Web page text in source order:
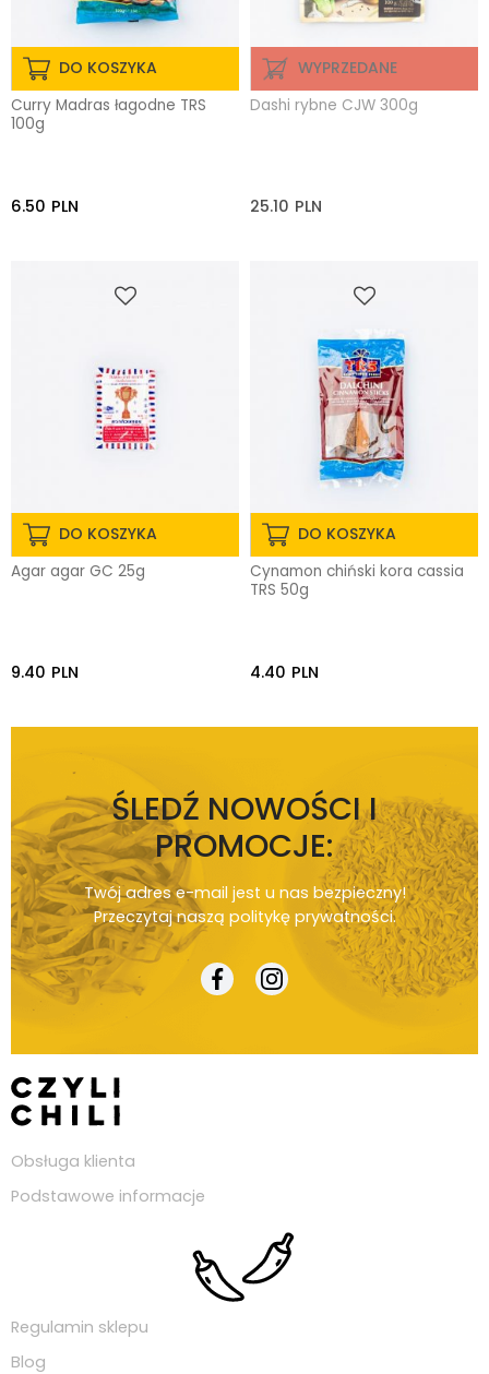
DO KOSZYKA
Curry Madras łagodne TRS
100g
6.50 PLN
WYPRZEDANE
Dashi rybne CJW 300g
25.10 PLN
DO KOSZYKA
Agar agar GC 25g
9.40 PLN
DO KOSZYKA
Cynamon chiński kora cassia
TRS 50g
4.40 PLN
ŚLEDŹ NOWOŚCI I
PROMOCJE:
Twój adres e-mail jest u nas bezpieczny!
Przeczytaj naszą politykę prywatności.
Obsługa klienta
Podstawowe informacje
Regulamin sklepu
Blog